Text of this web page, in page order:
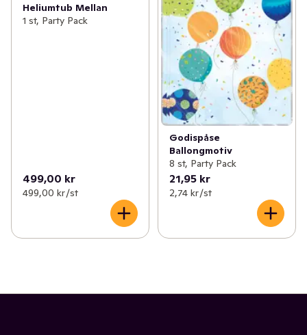
Heliumtub Mellan
1 st, Party Pack
499,00 kr
499,00 kr /st
Godispåse
Ballongmotiv
8 st, Party Pack
21,95 kr
2,74 kr /st